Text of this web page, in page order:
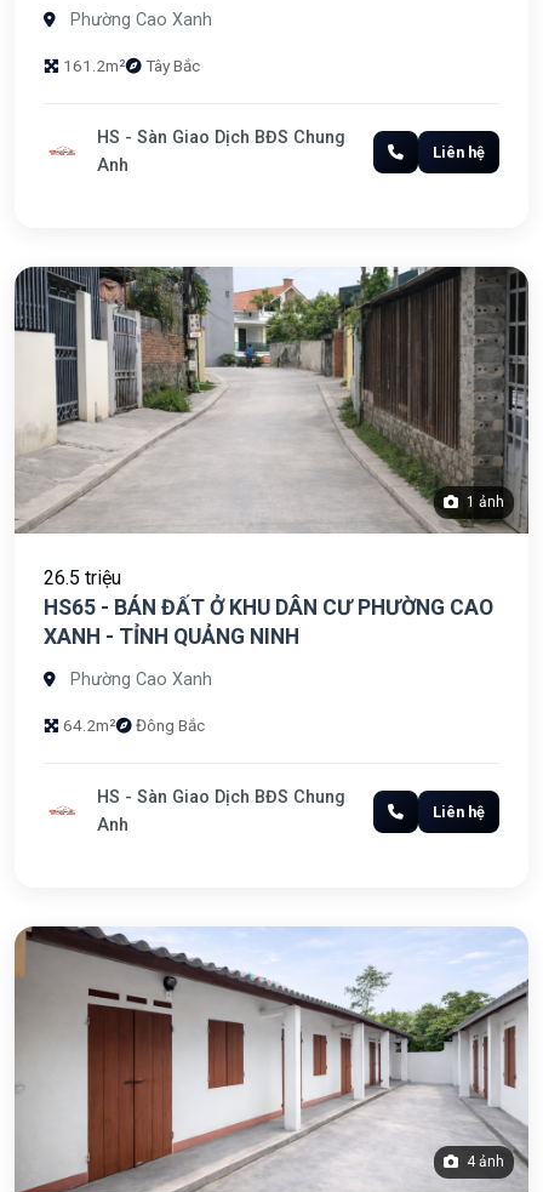
Phường Cao Xanh
161.2m² Tây Bắc
HS - Sàn Giao Dịch BĐS Chung
Anh
Liên hệ
1 ảnh
26.5 triệu
HS65 - BÁN ĐẤT Ở KHU DÂN CƯ PHƯỜNG CAO
XANH - TỈNH QUẢNG NINH
Phường Cao Xanh
64.2m² Đông Bắc
HS - Sàn Giao Dịch BĐS Chung
Anh
Liên hệ
4 ảnh